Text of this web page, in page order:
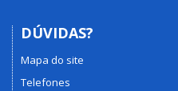
DÚVIDAS?
Mapa do site
Telefones